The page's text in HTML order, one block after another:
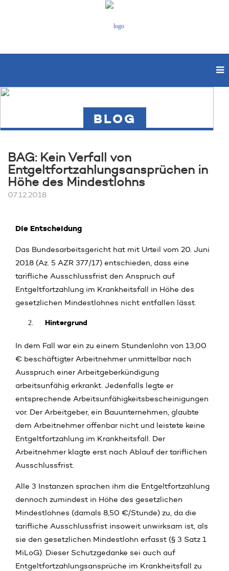
BLOG
BAG: Kein Verfall von
Entgeltfortzahlungsansprüchen in
Höhe des Mindestlohns
07.12.2018
Die Entscheidung
Das Bundesarbeitsgericht hat mit Urteil vom 20. Juni
2018 (Az. 5 AZR 377/17) entschieden, dass eine
tarifliche Ausschlussfrist den Anspruch auf
Entgeltfortzahlung im Krankheitsfall in Höhe des
gesetzlichen Mindestlohnes nicht entfallen lässt.
Hintergrund
In dem Fall war ein zu einem Stundenlohn von 13,00
€ beschäftigter Arbeitnehmer unmittelbar nach
Ausspruch einer Arbeitgeberkündigung
arbeitsunfähig erkrankt. Jedenfalls legte er
entsprechende Arbeitsunfähigkeitsbescheinigungen
vor. Der Arbeitgeber, ein Bauunternehmen, glaubte
dem Arbeitnehmer offenbar nicht und leistete keine
Entgeltfortzahlung im Krankheitsfall. Der
Arbeitnehmer klagte erst nach Ablauf der tariflichen
Ausschlussfrist.
Alle 3 Instanzen sprachen ihm die Entgeltfortzahlung
dennoch zumindest in Höhe des gesetzlichen
Mindestlohnes (damals 8,50 €/Stunde) zu, da die
tarifliche Ausschlussfrist insoweit unwirksam ist, als
sie den gesetzlichen Mindestlohn erfasst (§ 3 Satz 1
MiLoG). Dieser Schutzgedanke sei auch auf
Entgeltfortzahlungsansprüche im Krankheitsfall zu